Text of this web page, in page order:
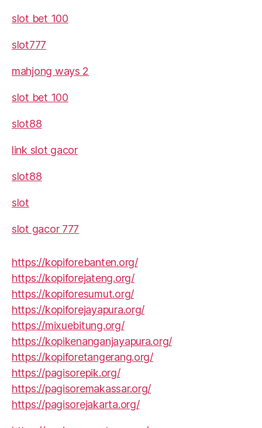
slot bet 100
slot777
mahjong ways 2
slot bet 100
slot88
link slot gacor
slot88
slot
slot gacor 777
https://kopiforebanten.org/
https://kopiforejateng.org/
https://kopiforesumut.org/
https://kopiforejayapura.org/
https://mixuebitung.org/
https://kopikenanganjayapura.org/
https://kopiforetangerang.org/
https://pagisorepik.org/
https://pagisoremakassar.org/
https://pagisorejakarta.org/